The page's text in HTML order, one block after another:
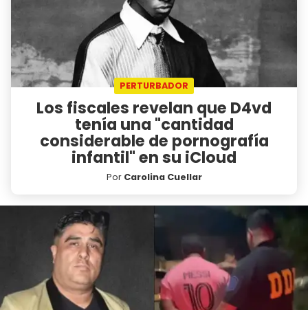
PERTURBADOR
Los fiscales revelan que D4vd
tenía una "cantidad
considerable de pornografía
infantil" en su iCloud
Por Carolina Cuellar